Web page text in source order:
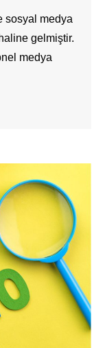
sosyal medya
gelmiştir.
medya